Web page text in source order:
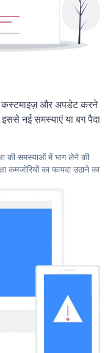
और अपडेट करने
नई समस्याएं या बग पैदा
की समस्याओं में भाग लेने की
का फायदा उठाने का